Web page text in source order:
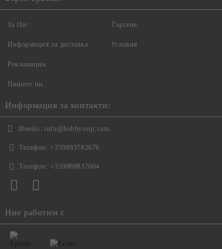
За Нас
Информация за доставка
Рекламации
Пишете ни
Търсене
Условия
Информация за контакти:
Имейл: info@hobbysvqt.com
Телефон: +359893782676
Телефон: +359888837004
Ние работим с